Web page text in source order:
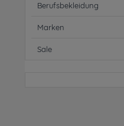
Berufsbekleidung
Marken
Sale